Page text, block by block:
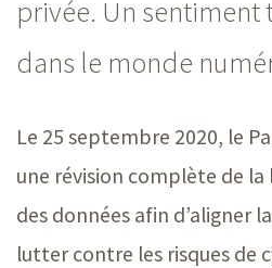
privée. Un sentiment
dans le monde
Le 25 septembre 2020, le
une révision complète de
des données afin d’aligner
lutter contre les risques de